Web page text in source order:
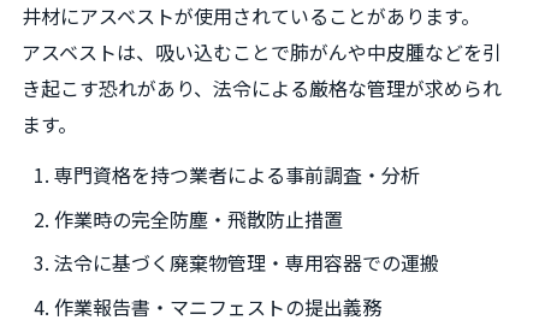
井材にアスベストが使用されていることがあります。
アスベストは、吸い込むことで肺がんや中皮腫などを引
き起こす恐れがあり、法令による厳格な管理が求められ
ます。
専門資格を持つ業者による事前調査・分析
作業時の完全防塵・飛散防止措置
法令に基づく廃棄物管理・専用容器での運搬
作業報告書・マニフェストの提出義務